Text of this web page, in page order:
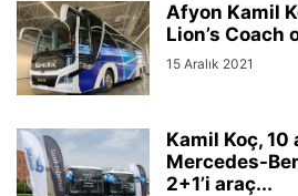
Afyon Kamil
Lion’s Coach
15 Aralık 2021
Kamil Koç,
Mercedes-
2+1’i araç...